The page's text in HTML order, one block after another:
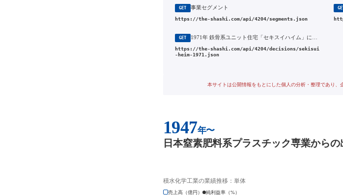
GET 事業セグメント
https://the-shashi.com/api/4204/segments.json
GET
https://the-shashi.com/api/4204/decisions/sekisui
-heim-1971.json
本サイトは公開情報をもとにした個人の分析・整理であり、
1947年〜
日本窒素肥料系プラスチック専業から
積水化学工業の業績推移：単体
売上高（億円）
純利益率（%）